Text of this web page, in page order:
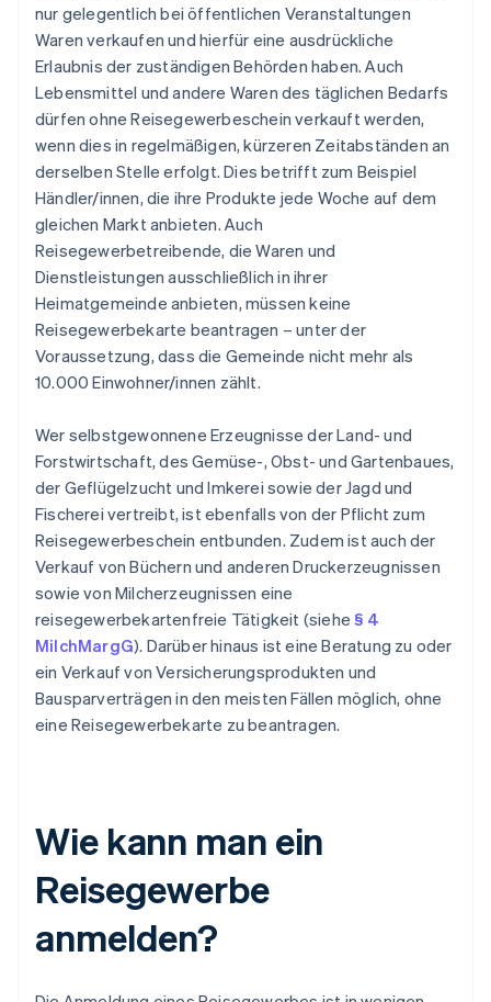
nur gelegentlich bei öffentlichen Veranstaltungen
Waren verkaufen und hierfür eine ausdrückliche
Erlaubnis der zuständigen Behörden haben. Auch
Lebensmittel und andere Waren des täglichen Bedarfs
dürfen ohne Reisegewerbeschein verkauft werden,
wenn dies in regelmäßigen, kürzeren Zeitabständen an
derselben Stelle erfolgt. Dies betrifft zum Beispiel
Händler/innen, die ihre Produkte jede Woche auf dem
gleichen Markt anbieten. Auch
Reisegewerbetreibende, die Waren und
Dienstleistungen ausschließlich in ihrer
Heimatgemeinde anbieten, müssen keine
Reisegewerbekarte beantragen – unter der
Voraussetzung, dass die Gemeinde nicht mehr als
10.000 Einwohner/innen zählt.
Wer selbstgewonnene Erzeugnisse der Land- und
Forstwirtschaft, des Gemüse-, Obst- und Gartenbaues,
der Geflügelzucht und Imkerei sowie der Jagd und
Fischerei vertreibt, ist ebenfalls von der Pflicht zum
Reisegewerbeschein entbunden. Zudem ist auch der
Verkauf von Büchern und anderen Druckerzeugnissen
sowie von Milcherzeugnissen eine
reisegewerbekartenfreie Tätigkeit (siehe§ 4
MilchMargG). Darüber hinaus ist eine Beratung zu oder
ein Verkauf von Versicherungsprodukten und
Bausparverträgen in den meisten Fällen möglich, ohne
eine Reisegewerbekarte zu beantragen.
Wie kann man ein
Reisegewerbe
anmelden?